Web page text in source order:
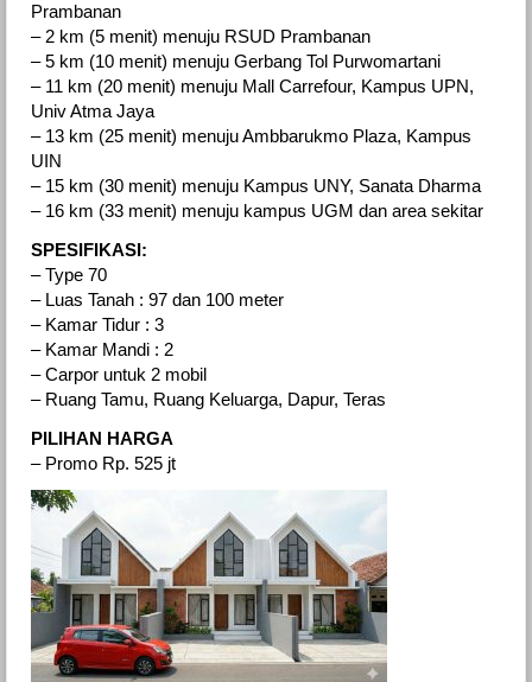
Prambanan
– 2 km (5 menit) menuju RSUD Prambanan
– 5 km (10 menit) menuju Gerbang Tol Purwomartani
– 11 km (20 menit) menuju Mall Carrefour, Kampus UPN,
Univ Atma Jaya
– 13 km (25 menit) menuju Ambbarukmo Plaza, Kampus
UIN
– 15 km (30 menit) menuju Kampus UNY, Sanata Dharma
– 16 km (33 menit) menuju kampus UGM dan area sekitar
SPESIFIKASI:
– Type 70
– Luas Tanah : 97 dan 100 meter
– Kamar Tidur : 3
– Kamar Mandi : 2
– Carpor untuk 2 mobil
– Ruang Tamu, Ruang Keluarga, Dapur, Teras
PILIHAN HARGA
– Promo Rp. 525 jt